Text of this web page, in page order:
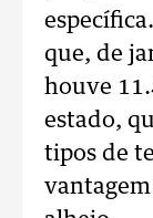
que, de
houve
estado,
tipos de